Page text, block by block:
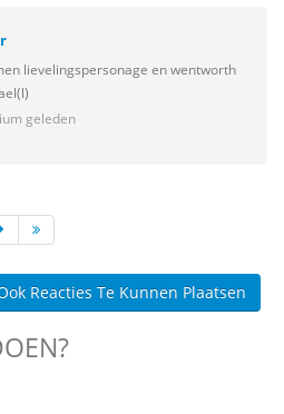
lievelingspersonage en wentworth
geleden
Reacties Te Kunnen Plaatsen